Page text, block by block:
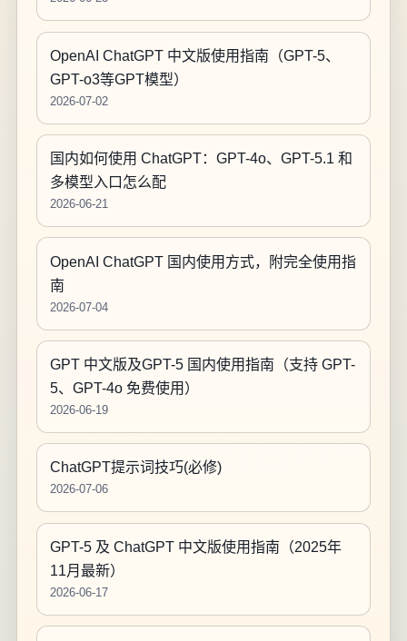
OpenAI ChatGPT 中文版使用指南（GPT-5、
GPT-o3等GPT模型）
2026-07-02
国内如何使用 ChatGPT：GPT-4o、GPT-5.1 和
多模型入口怎么配
2026-06-21
OpenAI ChatGPT 国内使用方式，附完全使用指
南
2026-07-04
GPT 中文版及GPT-5 国内使用指南（支持 GPT-
5、GPT-4o 免费使用）
2026-06-19
ChatGPT提示词技巧(必修)
2026-07-06
GPT-5 及 ChatGPT 中文版使用指南（2025年
11月最新）
2026-06-17